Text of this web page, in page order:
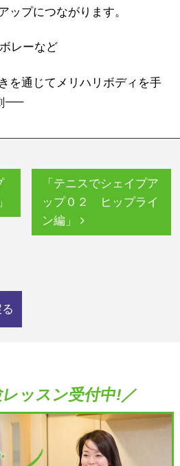
ップにつながります。
レーなど
を通じてメリハリボディを手
—–
「テニスでシェイプア
ップ０２ ヒップライ
ン編」
ッスン受付中!／